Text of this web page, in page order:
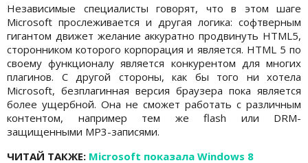
Независимые специалисты говорят, что в этом шаге
Microsoft прослеживается и другая логика: софтверным
гигантом движет желание аккуратно продвинуть HTML5,
сторонником которого корпорация и является. HTML 5 по
своему функционалу является конкурентом для многих
плагинов. С другой стороны, как бы того ни хотела
Microsoft, безплагинная версия браузера пока является
более ущербной. Она не сможет работать с различным
контентом, например тем же flash или DRM-
защищенными MP3-записями.
ЧИТАЙ ТАКЖЕ: Microsoft показала Windows 8